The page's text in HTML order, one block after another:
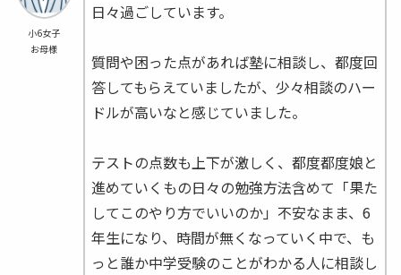
小6女子
お母様
日々過ごしています。
質問や困った点があれば塾に相談し、都度回
答してもらえていましたが、少々相談のハー
ドルが高いなと感じていました。
テストの点数も上下が激しく、都度都度娘と
進めていくもの日々の勉強方法含めて「果た
してこのやり方でいいのか」不安なまま、6
年生になり、時間が無くなっていく中で、も
っと誰か中学受験のことがわかる人に相談し